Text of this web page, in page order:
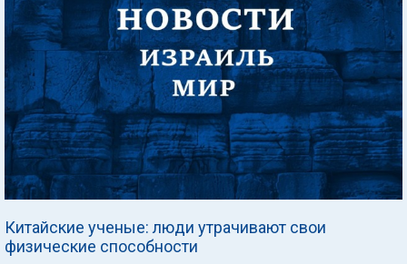
Китайские ученые: люди утрачивают свои
физические способности